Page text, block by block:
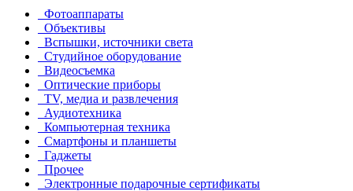
Фотоаппараты
Объективы
Вспышки, источники света
Студийное оборудование
Видеосъемка
Оптические приборы
TV, медиа и развлечения
Аудиотехника
Компьютерная техника
Смартфоны и планшеты
Гаджеты
Прочее
Электронные подарочные сертификаты